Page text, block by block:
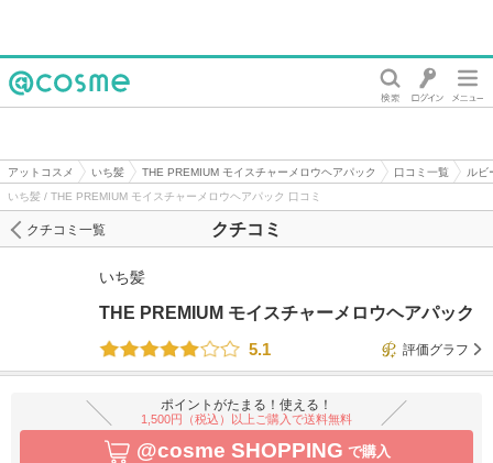
アットコスメ いち髪 THE PREMIUM モイスチャーメロウヘアパック 口コミ一覧
ルビ
いち髪 / THE PREMIUM モイスチャーメロウヘアパック 口コミ
クチコミ
クチコミ一覧
いち髪
THE PREMIUM モイスチャーメロウヘアパック
5.1
評価グラフ
ポイントがたまる！使える！
1,500円（税込）以上ご購入で送料無料
@cosme SHOPPING で購入